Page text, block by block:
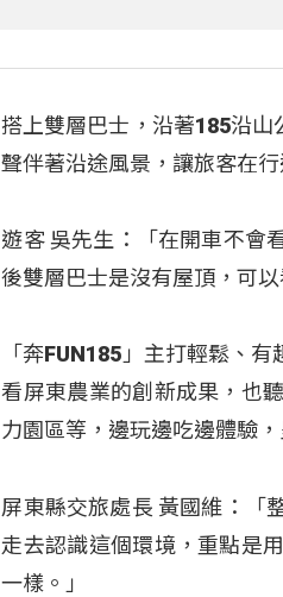
搭上雙層巴士，沿著185沿
聲伴著沿途風景，讓旅客在
遊客 吳先生：「在開車不會
後雙層巴士是沒有屋頂，可以
「奔FUN185」主打輕鬆、
看屏東農業的創新成果，也
力園區等，邊玩邊吃邊體驗
屏東縣交旅處長 黃國維：「
走去認識這個環境，重點是
一樣。」